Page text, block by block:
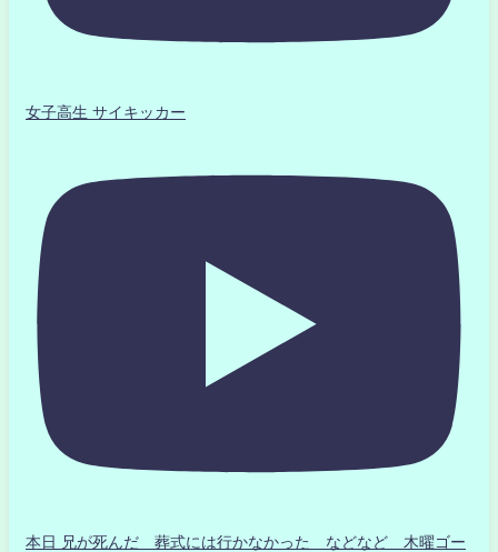
女子高生 サイキッカー
本日 兄が死んだ 葬式には行かなかった などなど 木曜ゴー